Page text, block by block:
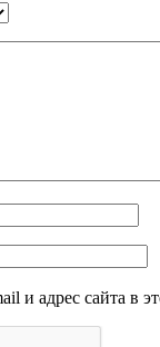
и адрес сайта в